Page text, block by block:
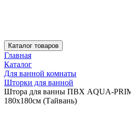
Каталог товаров
Главная
Каталог
Для ванной комнаты
Шторки для ванной
Штора для ванны ПВХ AQUA-
180х180см (Тайвань)